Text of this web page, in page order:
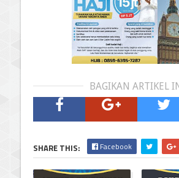
BAGIKAN ARTIKEL
SHARE THIS: Facebook